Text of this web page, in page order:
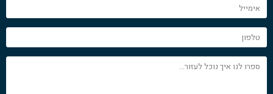
אימייל
טלפון
ספרו
לנו